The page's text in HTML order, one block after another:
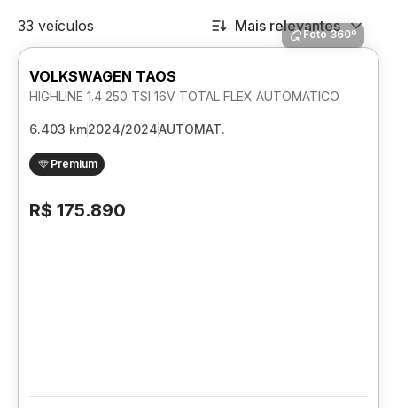
33 veículos Mais relevantes
Foto 360º
VOLKSWAGEN TAOS
HIGHLINE 1.4 250 TSI 16V TOTAL FLEX AUTOMATICO
6.403 km2024/2024AUTOMAT.
Premium
R$ 175.890